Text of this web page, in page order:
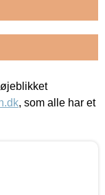
, som alle har et